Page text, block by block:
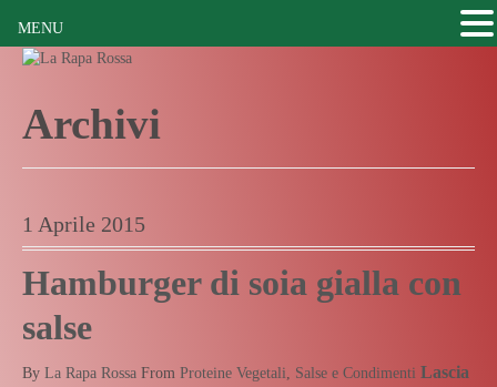
Archivi
1 Aprile 2015
Hamburger di soia gialla con
salse
By La Rapa Rossa From Proteine Vegetali, Salse e Condimenti Lascia
MENU